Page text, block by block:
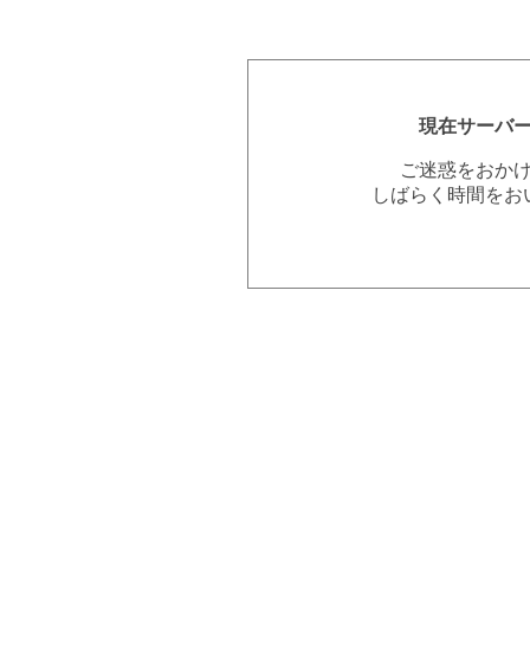
現在サーバ
ご迷惑をおか
しばらく時間を